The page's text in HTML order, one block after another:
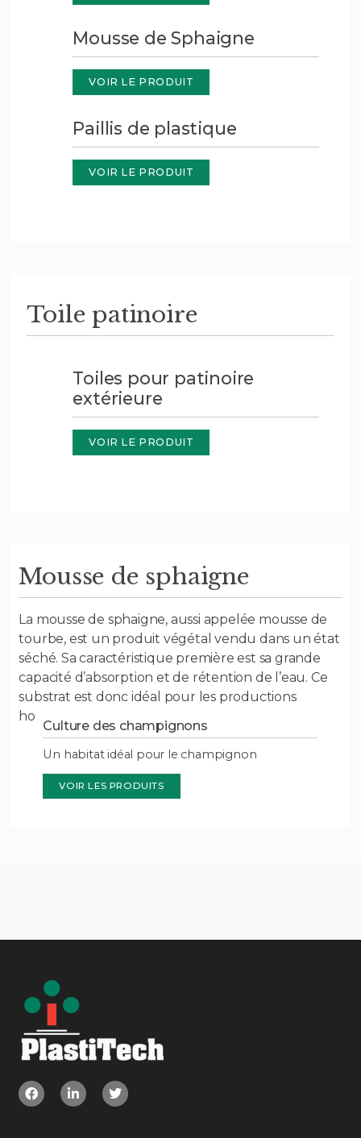
Mousse de Sphaigne
VOIR LE PRODUIT
Paillis de plastique
VOIR LE PRODUIT
Toile patinoire
Toiles pour patinoire
extérieure
VOIR LE PRODUIT
Mousse de sphaigne
La mousse de sphaigne, aussi appelée mousse de
tourbe, est un produit végétal vendu dans un état
séché. Sa caractéristique première est sa grande
capacité d’absorption et de rétention de l’eau. Ce
substrat est donc idéal pour les productions
horticoles et maraîchères.
Culture des champignons
Un habitat idéal pour le champignon
VOIR LES PRODUITS